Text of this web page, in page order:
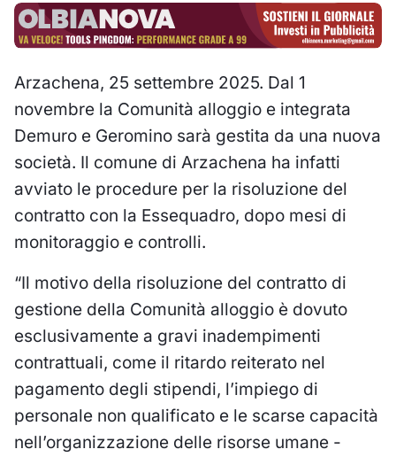
Arzachena, 25 settembre 2025. Dal 1
novembre la Comunità alloggio e integrata
Demuro e Geromino sarà gestita da una nuova
società. Il comune di Arzachena ha infatti
avviato le procedure per la risoluzione del
contratto con la Essequadro, dopo mesi di
monitoraggio e controlli.
“Il motivo della risoluzione del contratto di
gestione della Comunità alloggio è dovuto
esclusivamente a gravi inadempimenti
contrattuali, come il ritardo reiterato nel
pagamento degli stipendi, l’impiego di
personale non qualificato e le scarse capacità
nell’organizzazione delle risorse umane -